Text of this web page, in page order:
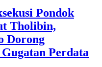
Pondok
Tholibin,
Dorong
Perdata